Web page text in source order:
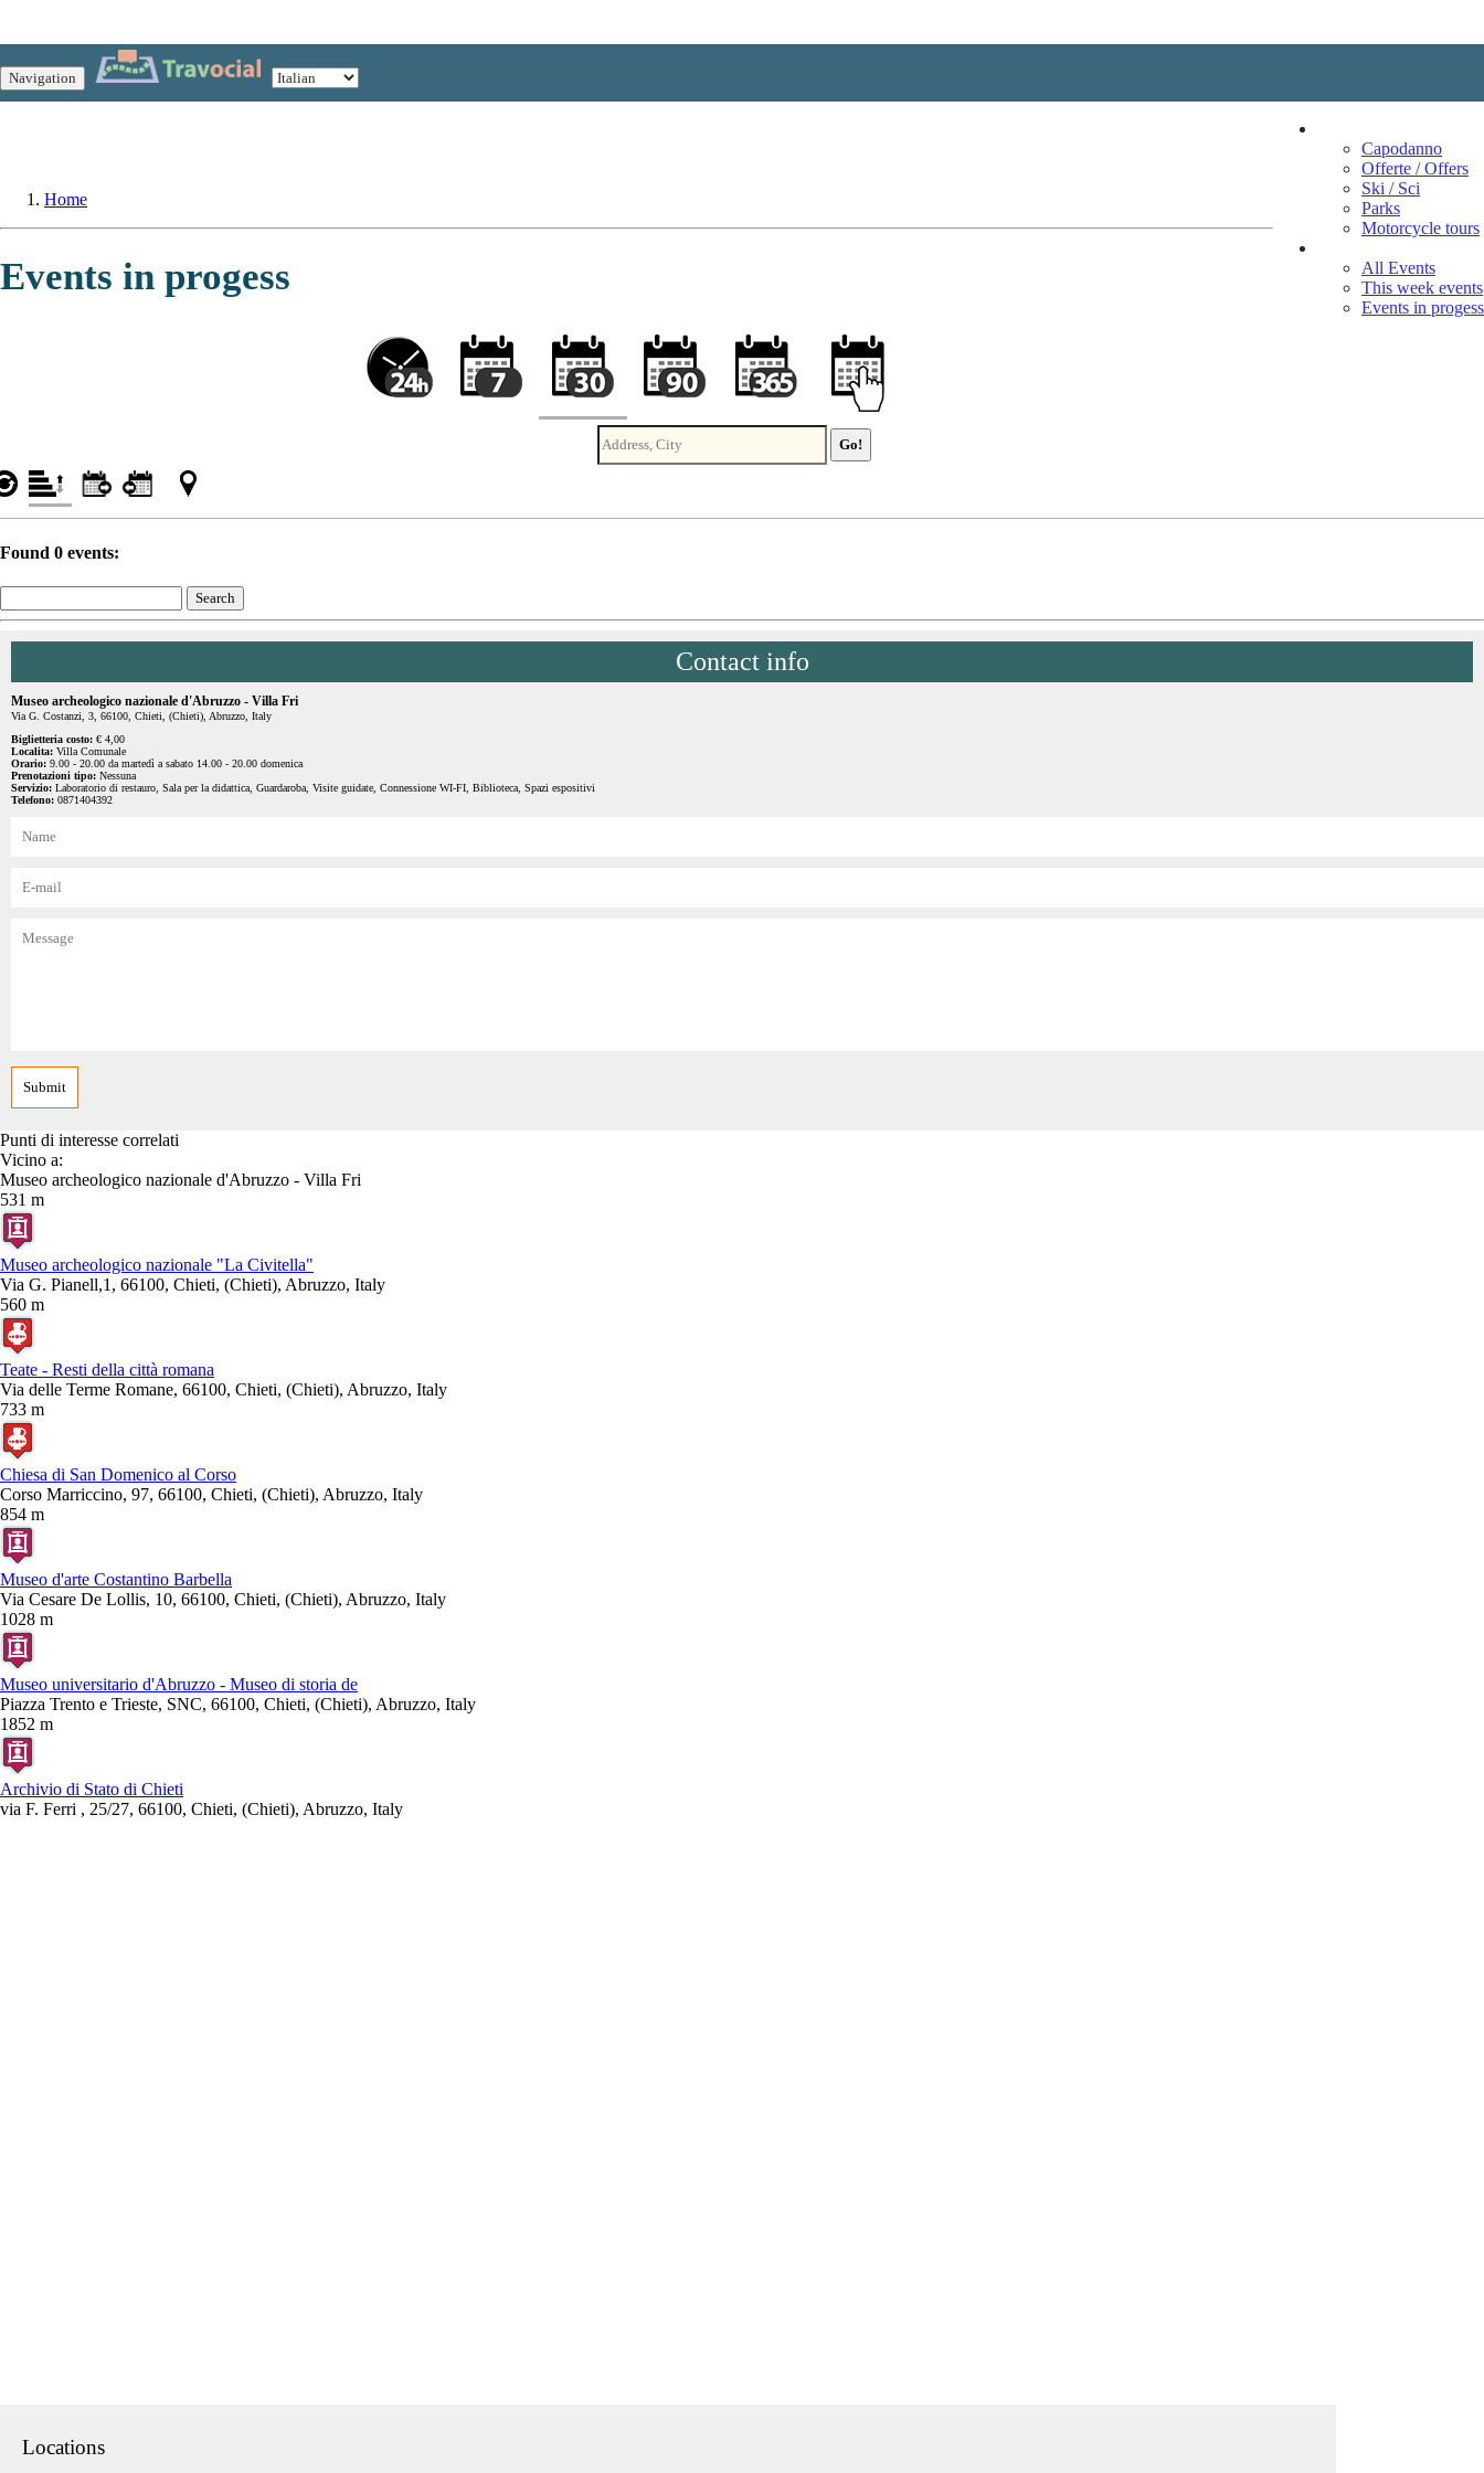
Navigation
Capodanno
Offerte / Offers
Ski / Sci
Parks
Motorcycle tours
All Events
This week events
Events in progess
Home
Events in progess
Found 0 events:
Contact info
Museo archeologico nazionale d'Abruzzo - Villa Fri
Via G. Costanzi, 3, 66100, Chieti, (Chieti), Abruzzo, Italy
Biglietteria costo: € 4,00
Localita: Villa Comunale
Orario: 9.00 - 20.00 da martedì a sabato 14.00 - 20.00 domenica
Prenotazioni tipo: Nessuna
Servizio: Laboratorio di restauro, Sala per la didattica, Guardaroba, Visite guidate, Connessione WI-FI, Biblioteca, Spazi espositivi
Telefono: 0871404392
Punti di interesse correlati
Vicino a:
Museo archeologico nazionale d'Abruzzo - Villa Fri
531 m
Museo archeologico nazionale "La Civitella"
Via G. Pianell,1, 66100, Chieti, (Chieti), Abruzzo, Italy
560 m
Teate - Resti della città romana
Via delle Terme Romane, 66100, Chieti, (Chieti), Abruzzo, Italy
733 m
Chiesa di San Domenico al Corso
Corso Marriccino, 97, 66100, Chieti, (Chieti), Abruzzo, Italy
854 m
Museo d'arte Costantino Barbella
Via Cesare De Lollis, 10, 66100, Chieti, (Chieti), Abruzzo, Italy
1028 m
Museo universitario d'Abruzzo - Museo di storia de
Piazza Trento e Trieste, SNC, 66100, Chieti, (Chieti), Abruzzo, Italy
1852 m
Archivio di Stato di Chieti
via F. Ferri , 25/27, 66100, Chieti, (Chieti), Abruzzo, Italy
Events
Locations